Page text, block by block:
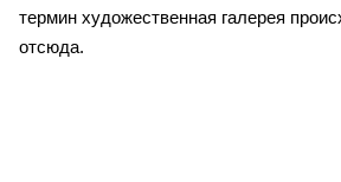
термин художественная галерея
отсюда.